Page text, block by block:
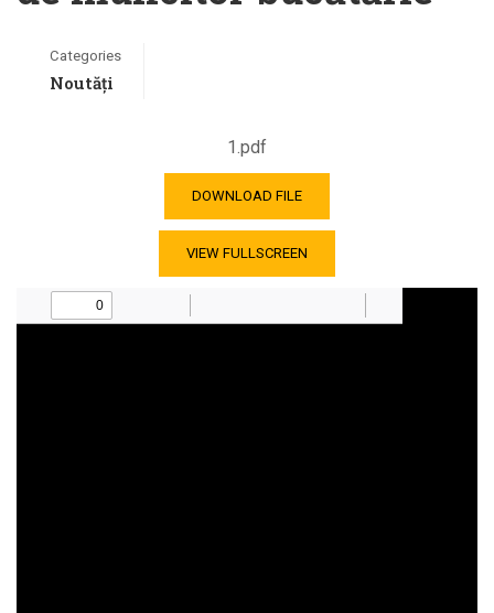
Categories
Noutăți
1.pdf
DOWNLOAD FILE
VIEW FULLSCREEN